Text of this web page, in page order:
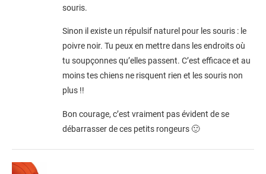
souris.
Sinon il existe un répulsif naturel pour les souris : le
poivre noir. Tu peux en mettre dans les endroits où
tu soupçonnes qu’elles passent. C’est efficace et au
moins tes chiens ne risquent rien et les souris non
plus !!
Bon courage, c’est vraiment pas évident de se
débarrasser de ces petits rongeurs 🙂